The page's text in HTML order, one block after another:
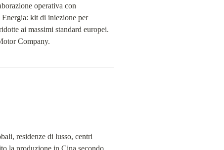
operativa con
kit di iniezione per
ai massimi standard europei.
Company.
residenze di lusso, centri
la produzione in Cina secondo